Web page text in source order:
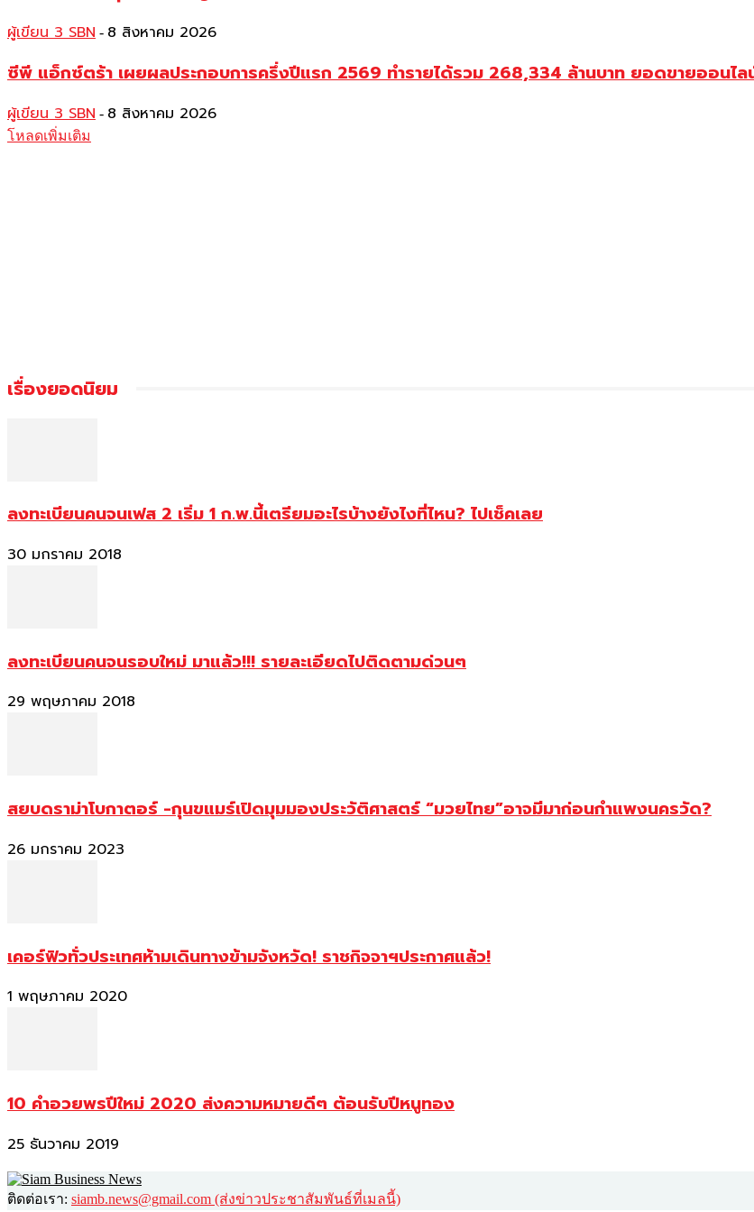
ผู้เขียน 3 SBN - 8 สิงหาคม 2026
ซีพี แอ็กซ์ตร้า เผยผลประกอบการครึ่งปีแรก 2569 ทำรายได้รวม 268,334 ล้านบาท ยอดขายออนไล
ผู้เขียน 3 SBN - 8 สิงหาคม 2026
โหลดเพิ่มเติม
เรื่องยอดนิยม
ลงทะเบียนคนจนเฟส 2 เริ่ม 1 ก.พ.นี้เตรียมอะไรบ้างยังไงที่ไหน? ไปเช็คเลย
30 มกราคม 2018
ลงทะเบียนคนจนรอบใหม่ มาแล้ว!!! รายละเอียดไปติดตามด่วนๆ
29 พฤษภาคม 2018
สยบดราม่าโบกาตอร์ -กุนขแมร์เปิดมุมมองประวัติศาสตร์ “มวยไทย”อาจมีมาก่อนกำแพงนครวัด?
26 มกราคม 2023
เคอร์ฟิวทั่วประเทศห้ามเดินทางข้ามจังหวัด! ราชกิจจาฯประกาศแล้ว!
1 พฤษภาคม 2020
10 คำอวยพรปีใหม่ 2020 ส่งความหมายดีๆ ต้อนรับปีหนูทอง
25 ธันวาคม 2019
ติดต่อเรา: siamb.news@gmail.com (ส่งข่าวประชาสัมพันธ์ที่เมลนี้)